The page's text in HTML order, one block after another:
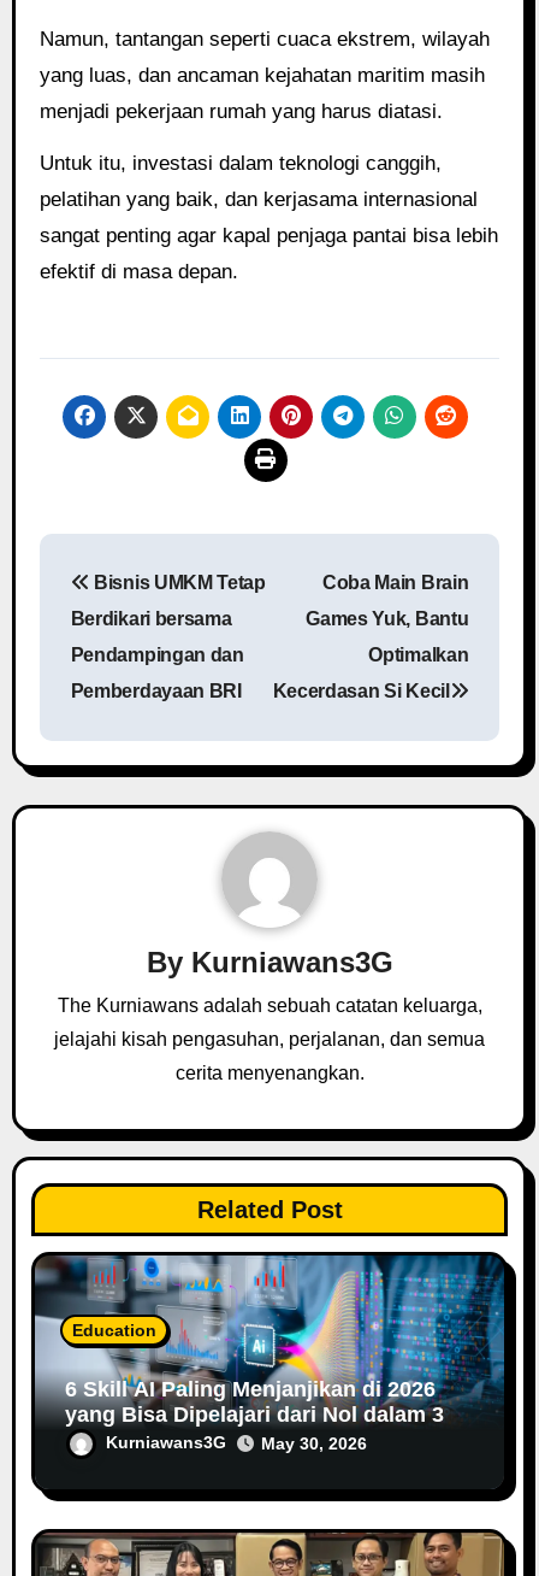
Namun, tantangan seperti cuaca ekstrem, wilayah
yang luas, dan ancaman kejahatan maritim masih
menjadi pekerjaan rumah yang harus diatasi.
Untuk itu, investasi dalam teknologi canggih,
pelatihan yang baik, dan kerjasama internasional
sangat penting agar kapal penjaga pantai bisa lebih
efektif di masa depan.
P
n
a
a
o
n
Bisnis UMKM Tetap
Berdikari bersama
Pendampingan dan
Pemberdayaan BRI
Coba Main Brain
Games Yuk, Bantu
Optimalkan
Kecerdasan Si Kecil
By Kurniawans3G
The Kurniawans adalah sebuah catatan keluarga,
jelajahi kisah pengasuhan, perjalanan, dan semua
cerita menyenangkan.
Related Post
Education
6 Skill AI Paling Menjanjikan di 2026
yang Bisa Dipelajari dari Nol dalam 3
BulanKurniawans3G May 30, 2026